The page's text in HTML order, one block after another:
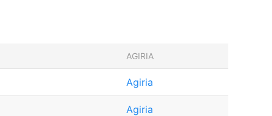
AGIRIA
Agiria
Agiria